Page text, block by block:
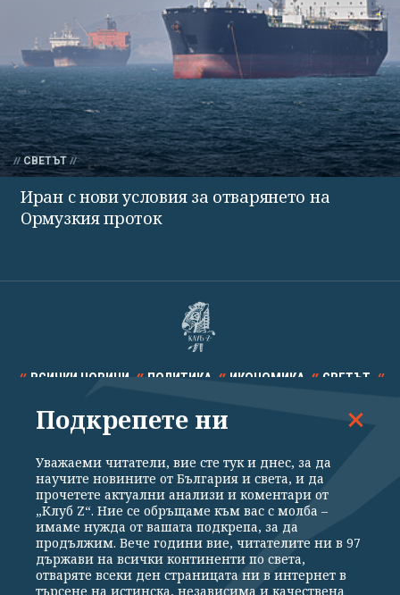
СВЕТЪТ
Иран с нови условия за отварянето на
Ормузкия проток
ВСИЧКИ НОВИНИ ПОЛИТИКА ИКОНОМИКА СВЕТЪТ
СПОРТ КУЛТУРА ТЕХНОЛОГИИ КАЛЕЙДОСКОП
Общи условия
Политика за поверителност
Реклама
Партньори Контакти
За Клуб Z
Подкрепете ни
Уважаеми читатели, вие сте тук и днес, за да
научите новините от България и света, и да
прочетете актуални анализи и коментари от
„Клуб Z“. Ние се обръщаме към вас с молба –
имаме нужда от вашата подкрепа, за да
продължим. Вече години вие, читателите ни в 97
държави на всички континенти по света,
отваряте всеки ден страницата ни в интернет в
търсене на истинска, независима и качествена